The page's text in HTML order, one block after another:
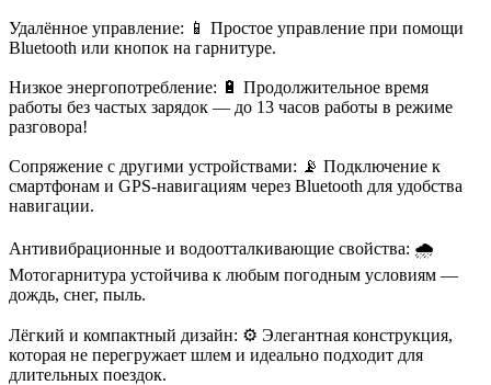
Удалённое управление: 📱 Простое управление при помощи
Bluetooth или кнопок на гарнитуре.
Низкое энергопотребление: 🔋 Продолжительное время
работы без частых зарядок — до 13 часов работы в режиме
разговора!
Сопряжение с другими устройствами: 📡 Подключение к
смартфонам и GPS-навигациям через Bluetooth для удобства
навигации.
Антивибрационные и водоотталкивающие свойства: 🌧️
Мотогарнитура устойчива к любым погодным условиям —
дождь, снег, пыль.
Лёгкий и компактный дизайн: ⚙️ Элегантная конструкция,
которая не перегружает шлем и идеально подходит для
длительных поездок.